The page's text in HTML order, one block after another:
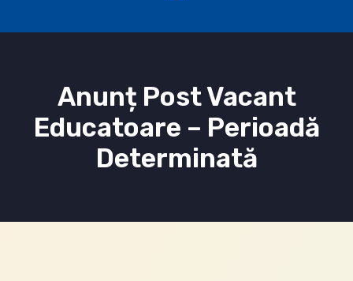
Anunț Post Vacant
Educatoare – Perioadă
Determinată